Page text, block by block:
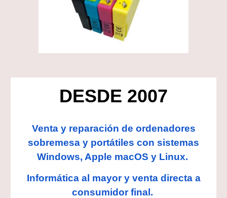
DESDE 2007
Venta y reparación de ordenadores
sobremesa y portátiles con sistemas
Windows, Apple macOS y Linux.
Informática al mayor y venta directa a
consumidor final.